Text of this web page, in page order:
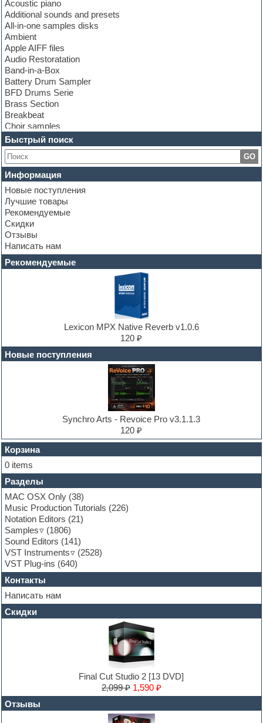
Acoustic piano
Additional sounds and presets
All-in-one samples disks
Ambient
Apple AIFF files
Audio Restoratation
Band-in-a-Box
Battery Drum Sampler
BFD Drums Serie
Brass Section
Breakbeat
Choir samples
Chris Hein Samples
Cinematic samples
Club bass
Club leads
Club sounds
Construction kits
Convolution
Cubase
Dance drums
Dance music production tutorials
DAW
Disco samples
DJ Software
Electric guitar
Electric piano
EXS24 Instruments
FL Studio
Flute
Folk samples
Fruityloops
Funk
Garritan
General MIDI kits
Guitar emulation
Guitar loops
Guitar processing and effects
Hands-up samples
Hardstyle
Heavy metal sample packs
Hip-hop
House music
Hypersonic
Jazz
Massive presets
Mastering plug-ins
Быстрый поиск
GO
Информация
Новые поступления
Лучшие товары
Рекомендуемые
Скидки
Отзывы
Написать нам
Рекомендуемые
Lexicon MPX Native Reverb v1.0.6
120 ₽
Новые поступления
Synchro Arts - Revoice Pro v3.1.1.3
120 ₽
Корзина
0 items
Разделы
MAC OSX Only (38)
Music Production Tutorials (226)
Notation Editors (21)
Samples
(1806)
Sound Editors (141)
VST Instruments
(2528)
VST Plug-ins (640)
Контакты
Написать нам
Скидки
Final Cut Studio 2 [13 DVD]
2,099 ₽ 1,590 ₽
Отзывы